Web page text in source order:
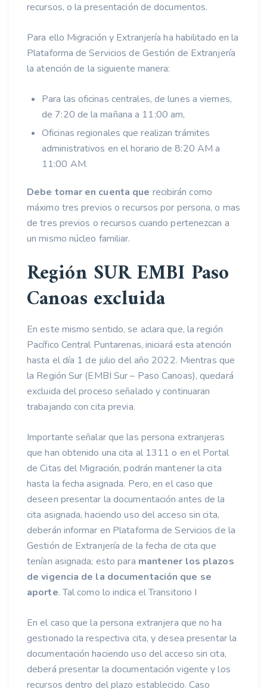
recursos, o la presentación de documentos.
Para ello Migración y Extranjería ha habilitado en la
Plataforma de Servicios de Gestión de Extranjería
la atención de la siguiente manera:
Para las oficinas centrales, de lunes a viernes,
de 7:20 de la mañana a 11:00 am,
Oficinas regionales que realizan trámites
administrativos en el horario de 8:20 AM a
11:00 AM.
Debe tomar en cuenta que recibirán como
máximo tres previos o recursos por persona, o mas
de tres previos o recursos cuando pertenezcan a
un mismo núcleo familiar.
Región SUR EMBI Paso
Canoas excluida
En este mismo sentido, se aclara que, la región
Pacífico Central Puntarenas, iniciará esta atención
hasta el día 1 de julio del año 2022. Mientras que
la Región Sur (EMBI Sur – Paso Canoas), quedará
excluida del proceso señalado y continuaran
trabajando con cita previa.
Importante señalar que las persona extranjeras
que han obtenido una cita al 1311 o en el Portal
de Citas del Migración, podrán mantener la cita
hasta la fecha asignada. Pero, en el caso que
deseen presentar la documentación antes de la
cita asignada, haciendo uso del acceso sin cita,
deberán informar en Plataforma de Servicios de la
Gestión de Extranjería de la fecha de cita que
tenían asignada; esto para mantener los plazos
de vigencia de la documentación que se
aporte. Tal como lo indica el Transitorio I
En el caso que la persona extranjera que no ha
gestionado la respectiva cita, y desea presentar la
documentación haciendo uso del acceso sin cita,
deberá presentar la documentación vigente y los
recursos dentro del plazo establecido. Caso